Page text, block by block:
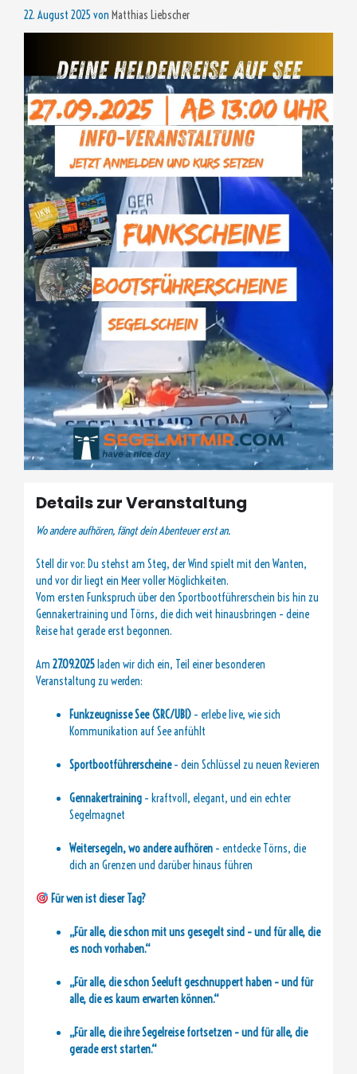
22. August 2025 von Matthias Liebscher
Details zur Veranstaltung
Wo andere aufhören, fängt dein Abenteuer erst an.
Stell dir vor: Du stehst am Steg, der Wind spielt mit den Wanten,
und vor dir liegt ein Meer voller Möglichkeiten.
Vom ersten Funkspruch über den Sportbootführerschein bis hin zu
Gennakertraining und Törns, die dich weit hinausbringen – deine
Reise hat gerade erst begonnen.
Am 27.09.2025 laden wir dich ein, Teil einer besonderen
Veranstaltung zu werden:
Funkzeugnisse See (SRC/UBI) – erlebe live, wie sich
Kommunikation auf See anfühlt
Sportbootführerscheine– dein Schlüssel zu neuen Revieren
Gennakertraining – kraftvoll, elegant, und ein echter
Segelmagnet
Weitersegeln, wo andere aufhören – entdecke Törns, die
dich an Grenzen und darüber hinaus führen
Für wen ist dieser Tag?
„Für alle, die schon mit uns gesegelt sind – und für alle, die
es noch vorhaben.“
„Für alle, die schon Seeluft geschnuppert haben – und für
alle, die es kaum erwarten können.“
„Für alle, die ihre Segelreise fortsetzen – und für alle, die
gerade erst starten.“